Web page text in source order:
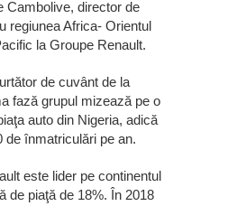
Cambolive, director de
regiunea Africa- Orientul
la Groupe Renault.
de cuvânt de la
fază grupul mizează pe o
auto din Nigeria, adică
de înmatriculări pe an.
este lider pe continentul
de piaţă de 18%. În 2018